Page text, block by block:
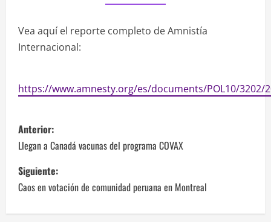
Vea aquí el reporte completo de Amnistía
Internacional:
https://www.amnesty.org/es/documents/POL10/3202/
N
a
v
e
Anterior:
Llegan a Canadá vacunas del programa COVAX
Siguiente:
Caos en votación de comunidad peruana en Montreal